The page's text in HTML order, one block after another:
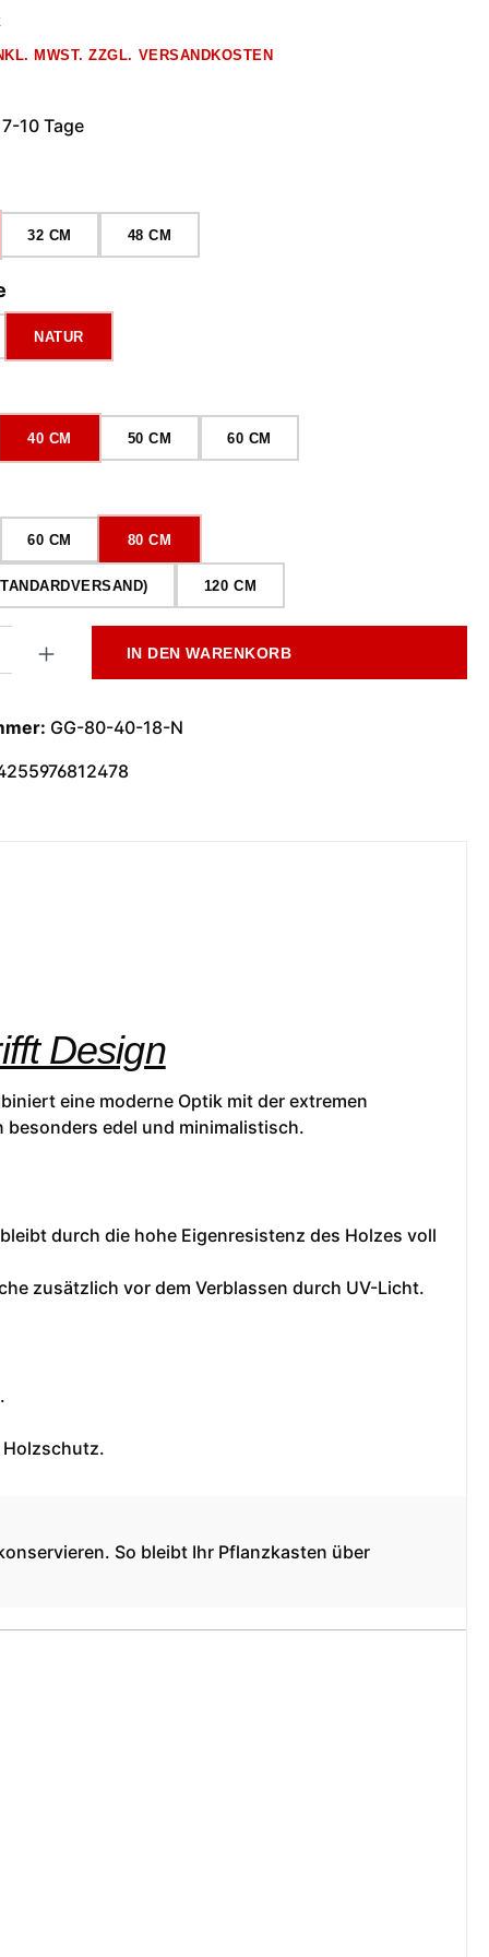
MWST. ZZGL. VERSANDKOSTEN
10 Tage
32 CM 48 CM
NATUR
40 CM 50 CM 60 CM
60 CM 80 CM
120 CM
IN DEN WARENKORB
GG-80-40-18-N
Design
eine moderne Optik mit der extremen
edel und minimalistisch.
durch die hohe Eigenresistenz des Holzes voll
zusätzlich vor dem Verblassen durch UV-Licht.
So bleibt Ihr Pflanzkasten über